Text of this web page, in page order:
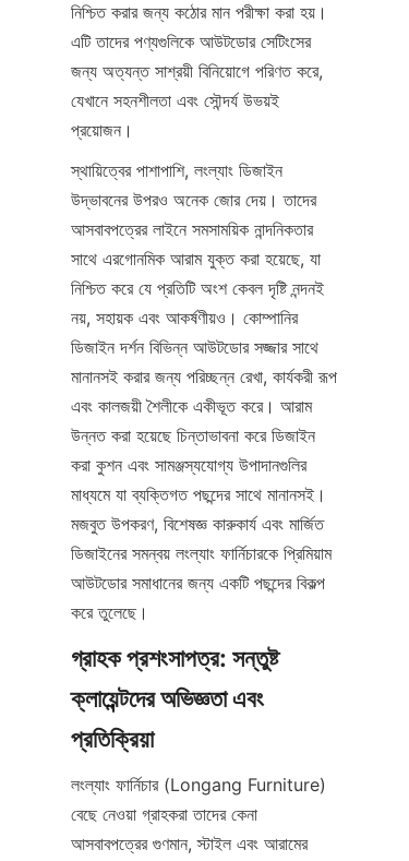
নিশ্চিত করার জন্য কঠোর মান পরীক্ষা করা হয়।
এটি তাদের পণ্যগুলিকে আউটডোর সেটিংসের
জন্য অত্যন্ত সাশ্রয়ী বিনিয়োগে পরিণত করে,
যেখানে সহনশীলতা এবং সৌন্দর্য উভয়ই
প্রয়োজন।
স্থায়িত্বের পাশাপাশি, লংল্যাং ডিজাইন
উদ্ভাবনের উপরও অনেক জোর দেয়। তাদের
আসবাবপত্রের লাইনে সমসাময়িক নান্দনিকতার
সাথে এরগোনমিক আরাম যুক্ত করা হয়েছে, যা
নিশ্চিত করে যে প্রতিটি অংশ কেবল দৃষ্টি নন্দনই
নয়, সহায়ক এবং আকর্ষণীয়ও। কোম্পানির
ডিজাইন দর্শন বিভিন্ন আউটডোর সজ্জার সাথে
মানানসই করার জন্য পরিচ্ছন্ন রেখা, কার্যকরী রূপ
এবং কালজয়ী শৈলীকে একীভূত করে। আরাম
উন্নত করা হয়েছে চিন্তাভাবনা করে ডিজাইন
করা কুশন এবং সামঞ্জস্যযোগ্য উপাদানগুলির
মাধ্যমে যা ব্যক্তিগত পছন্দের সাথে মানানসই।
মজবুত উপকরণ, বিশেষজ্ঞ কারুকার্য এবং মার্জিত
ডিজাইনের সমন্বয় লংল্যাং ফার্নিচারকে প্রিমিয়াম
আউটডোর সমাধানের জন্য একটি পছন্দের বিকল্প
করে তুলেছে।
গ্রাহক প্রশংসাপত্র: সন্তুষ্ট
ক্লায়েন্টদের অভিজ্ঞতা এবং
লংল্যাং ফার্নিচার (Longang Furniture)
বেছে নেওয়া গ্রাহকরা তাদের কেনা
আসবাবপত্রের গুণমান, স্টাইল এবং আরামের